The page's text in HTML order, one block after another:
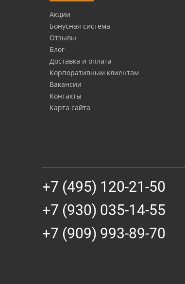
Акции
Бонусная система
Отзывы
Блог
Доставка и оплата
Корпоративным клиентам
Вакансии
Контакты
Карта сайта
+7 (495) 120-21-50
+7 (930) 035-14-55
+7 (909) 993-89-70